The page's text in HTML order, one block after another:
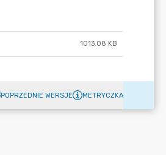
1013.08 KB
POPRZEDNIE WERSJE METRYCZKA